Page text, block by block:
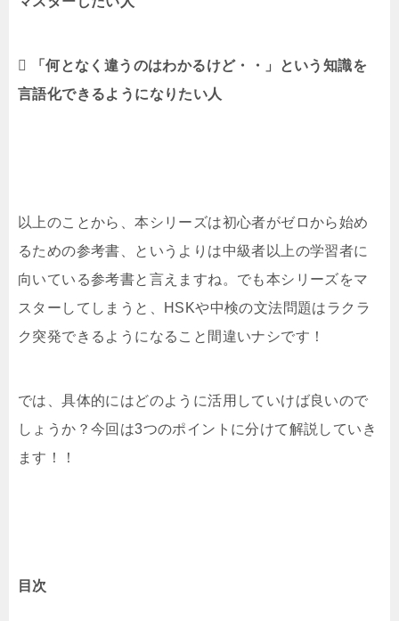
 「何となく違うのはわかるけど・・」という知識を
言語化できるようになりたい人
以上のことから、本シリーズは初心者がゼロから始め
るための参考書、というよりは中級者以上の学習者に
向いている参考書と言えますね。でも本シリーズをマ
スターしてしまうと、HSKや中検の文法問題はラクラ
ク突発できるようになること間違いナシです！
では、具体的にはどのように活用していけば良いので
しょうか？今回は3つのポイントに分けて解説していき
ます！！
目次